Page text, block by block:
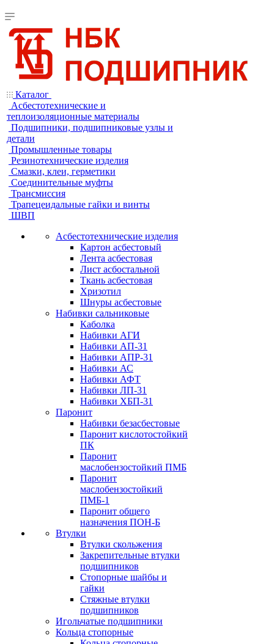
Каталог
Асбестотехнические и
теплоизоляционные материалы
Подшипники, подшипниковые узлы и
детали
Промышленные товары
Резинотехнические изделия
Смазки, клеи, герметики
Соединительные муфты
Трансмиссия
Трапецеидальные гайки и винты
ШВП
Асбестотехнические изделия
Картон асбестовый
Лента асбестовая
Лист асбостальной
Ткань асбестовая
Хризотил
Шнуры асбестовые
Набивки сальниковые
Каболка
Набивки АГИ
Набивки АП-31
Набивки АПР-31
Набивки АС
Набивки АФТ
Набивки ЛП-31
Набивки ХБП-31
Паронит
Набивки безасбестовые
Паронит кислотостойкий
ПК
Паронит
маслобензостойкий ПМБ
Паронит
маслобензостойкий
ПМБ-1
Паронит общего
назначения ПОН-Б
Втулки
Втулки скольжения
Закрепительные втулки
подшипников
Стопорные шайбы и
гайки
Стяжные втулки
подшипников
Игольчатые подшипники
Кольца стопорные